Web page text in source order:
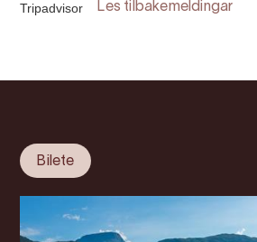
Tripadvisor Les tilbakemeldingar
Bilete